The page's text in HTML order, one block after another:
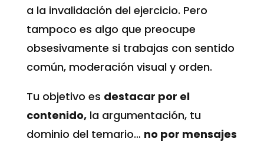
a la invalidación del ejercicio. Pero
tampoco es algo que preocupe
obsesivamente si trabajas con sentido
común, moderación visual y orden.
Tu objetivo es destacar por el
contenido,la argumentación, tu
dominio del temario… no por mensajes